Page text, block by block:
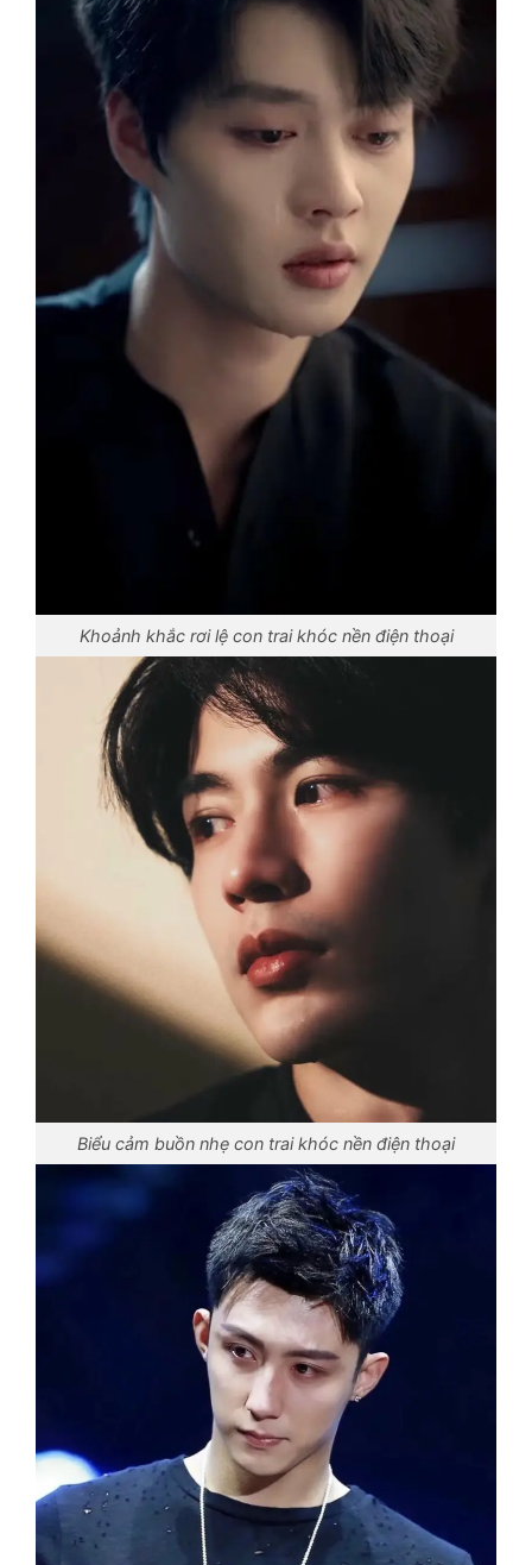
Khoảnh khắc rơi lệ con trai khóc nền điện thoại
Biểu cảm buồn nhẹ con trai khóc nền điện thoại